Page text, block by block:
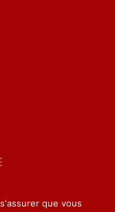
que vous